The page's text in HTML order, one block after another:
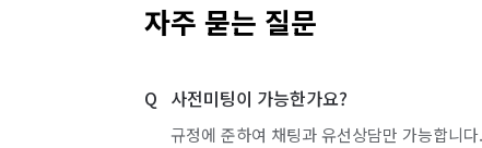
자주 묻는 질문
사전미팅이 가능한가요?
규정에 준하여 채팅과 유선상담만 가능합니